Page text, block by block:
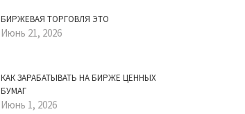
БИРЖЕВАЯ ТОРГОВЛЯ ЭТО
Июнь 21, 2026
КАК ЗАРАБАТЫВАТЬ НА БИРЖЕ ЦЕННЫХ
БУМАГ
Июнь 1, 2026